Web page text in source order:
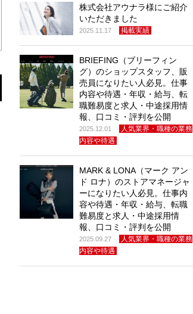
株式会社アウナラ様にご紹介
いただきました
2025.11.17 掲載実績
BRIEFING（ブリーフィン
グ）のショップスタッフ、販
売員になりたい人必見。仕事
内容や待遇・年収・給与、転
職難易度と求人・中途採用情
報、口コミ・評判を公開
2025.12.01
人気業界・職種の業務
内容や待遇
MARK & LONA（マーク アン
ド ロナ）のストアマネージャ
ーになりたい人必見。仕事内
容や待遇・年収・給与、転職
難易度と求人・中途採用情
報、口コミ・評判を公開
2025.09.27
人気業界・職種の業務
内容や待遇